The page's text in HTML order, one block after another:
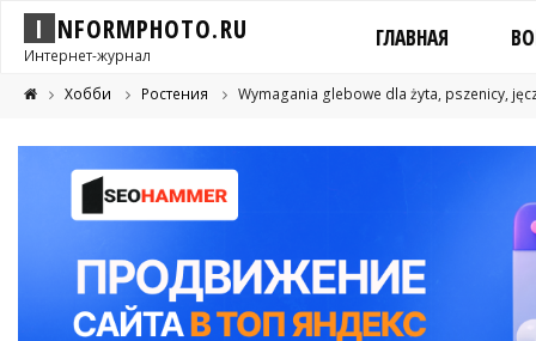
I NFORMPHOTO.RU
Интернет-журнал
ГЛАВНАЯ
Хобби Ростения Wymagania glebowe dla żyta, pszenicy,